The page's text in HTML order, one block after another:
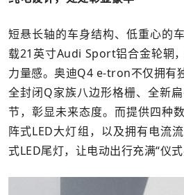
短悬长轴的车身结构、低重心的
载21英寸Audi Sport铝合金轮辋
力量感。奥迪Q4 e-tron不仅拥有
全封闭Q家族八边形格栅、全新
节，彰显未来态度。而提供四种
阵式LED大灯组，以及拥有电流
式LED尾灯，让电动出行充满“仪式